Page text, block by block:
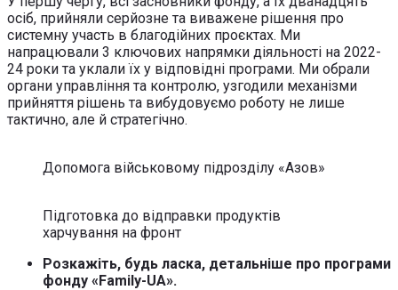
осіб, прийняли серйозне та виважене рішення про
системну участь в благодійних проєктах. Ми
напрацювали 3 ключових напрямки діяльності на 2022-
24 роки та уклали їх у відповідні програми. Ми обрали
органи управління та контролю, узгодили механізми
прийняття рішень та вибудовуємо роботу не лише
тактично, але й стратегічно.
Допомога військовому підрозділу «Азов»
Підготовка до відправки продуктів
харчування на фронт
Розкажіть, будь ласка, детальніше про програми
фонду «Family-UA».